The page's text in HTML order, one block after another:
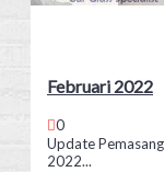
Februari 2022
0
Update
2022...